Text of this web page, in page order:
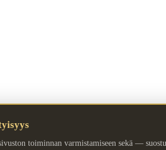
toiminnan varmistamiseen sekä —